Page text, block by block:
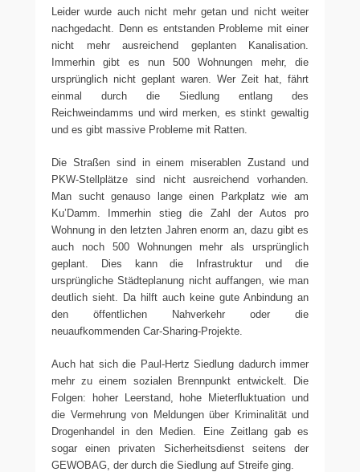
Leider wurde auch nicht mehr getan und nicht weiter
nachgedacht. Denn es entstanden Probleme mit einer
nicht mehr ausreichend geplanten Kanalisation.
Immerhin gibt es nun 500 Wohnungen mehr, die
ursprünglich nicht geplant waren. Wer Zeit hat, fährt
einmal durch die Siedlung entlang des
Reichweindamms und wird merken, es stinkt gewaltig
und es gibt massive Probleme mit Ratten.
Die Straßen sind in einem miserablen Zustand und
PKW-Stellplätze sind nicht ausreichend vorhanden.
Man sucht genauso lange einen Parkplatz wie am
Ku’Damm. Immerhin stieg die Zahl der Autos pro
Wohnung in den letzten Jahren enorm an, dazu gibt es
auch noch 500 Wohnungen mehr als ursprünglich
geplant. Dies kann die Infrastruktur und die
ursprüngliche Städteplanung nicht auffangen, wie man
deutlich sieht. Da hilft auch keine gute Anbindung an
den öffentlichen Nahverkehr oder die
neuaufkommenden Car-Sharing-Projekte.
Auch hat sich die Paul-Hertz Siedlung dadurch immer
mehr zu einem sozialen Brennpunkt entwickelt. Die
Folgen: hoher Leerstand, hohe Mieterfluktuation und
die Vermehrung von Meldungen über Kriminalität und
Drogenhandel in den Medien. Eine Zeitlang gab es
sogar einen privaten Sicherheitsdienst seitens der
GEWOBAG, der durch die Siedlung auf Streife ging.